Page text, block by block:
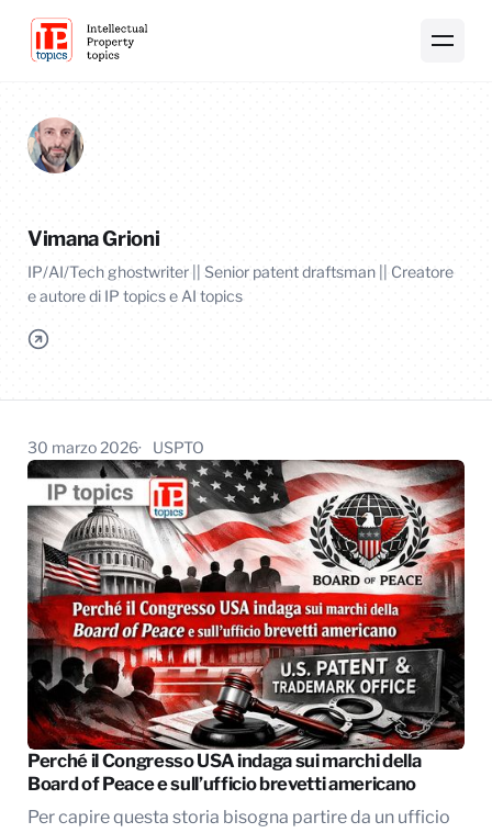
Vimana Grioni
IP/AI/Tech ghostwriter || Senior patent draftsman || Creatore
e autore di IP topics e AI topics
30 marzo 2026 USPTO
Perché il Congresso USA indaga sui marchi della
Board of Peace e sull’ufficio brevetti americano
Per capire questa storia bisogna partire da un ufficio